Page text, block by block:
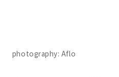
photography: Aflo